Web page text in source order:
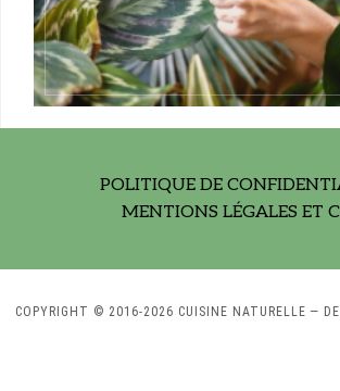
POLITIQUE DE
MENTIONS LÉGALES ET
COPYRIGHT © 2016-2026 CUISINE NATURELLE —